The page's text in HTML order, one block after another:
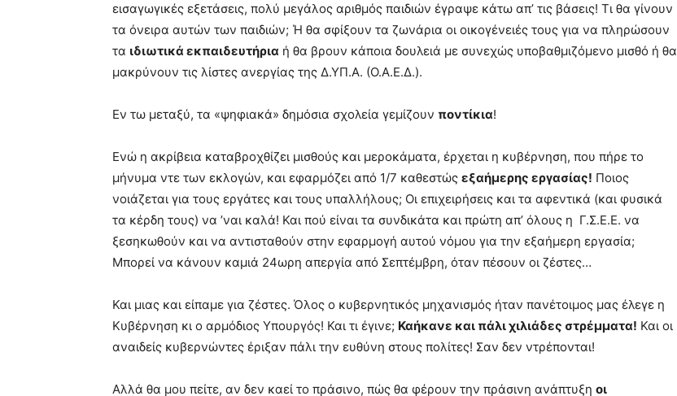
εισαγωγικές εξετάσεις, πολύ μεγάλος αριθμός παιδιών έγραψε κάτω απ’ τις βάσεις! Τι θα γίνουν
τα όνειρα αυτών των παιδιών; Ή θα σφίξουν τα ζωνάρια οι οικογένειές τους για να πληρώσουν
τα ιδιωτικά εκπαιδευτήρια ή θα βρουν κάποια δουλειά με συνεχώς υποβαθμιζόμενο μισθό ή θα
μακρύνουν τις λίστες ανεργίας της Δ.ΥΠ.Α. (Ο.Α.Ε.Δ.).
Εν τω μεταξύ, τα «ψηφιακά» δημόσια σχολεία γεμίζουν ποντίκια!
Ενώ η ακρίβεια καταβροχθίζει μισθούς και μεροκάματα, έρχεται η κυβέρνηση, που πήρε το
μήνυμα ντε των εκλογών, και εφαρμόζει από 1/7 καθεστώς εξαήμερης εργασίας! Ποιος
νοιάζεται για τους εργάτες και τους υπαλλήλους; Οι επιχειρήσεις και τα αφεντικά (και φυσικά
τα κέρδη τους) να ’ναι καλά! Και πού είναι τα συνδικάτα και πρώτη απ’ όλους η Γ.Σ.Ε.Ε. να
ξεσηκωθούν και να αντισταθούν στην εφαρμογή αυτού νόμου για την εξαήμερη εργασία;
Μπορεί να κάνουν καμιά 24ωρη απεργία από Σεπτέμβρη, όταν πέσουν οι ζέστες…
Και μιας και είπαμε για ζέστες. Όλος ο κυβερνητικός μηχανισμός ήταν πανέτοιμος μας έλεγε η
Κυβέρνηση κι ο αρμόδιος Υπουργός! Και τι έγινε; Καήκανε και πάλι χιλιάδες στρέμματα! Και οι
αναιδείς κυβερνώντες έριξαν πάλι την ευθύνη στους πολίτες! Σαν δεν ντρέπονται!
Αλλά θα μου πείτε, αν δεν καεί το πράσινο, πώς θα φέρουν την πράσινη ανάπτυξη οι